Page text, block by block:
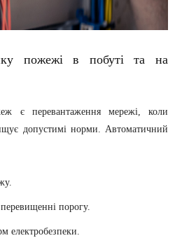
пожежі в побуті та на
є перевантаження мережі, коли
допустимі норми. Автоматичний
порогу.
електробезпеки.